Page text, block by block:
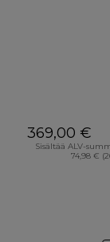
369,00 €
Sisältää ALV-
74,98 €